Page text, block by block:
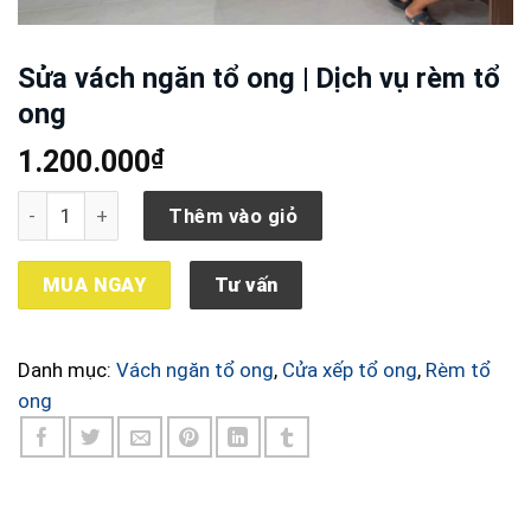
Sửa vách ngăn tổ ong | Dịch vụ rèm tổ
ong
1.200.000₫
Sửa vách ngăn tổ ong | Dịch vụ rèm tổ ong số lượng
Thêm vào giỏ
MUA NGAY Tư vấn
Danh mục: Vách ngăn tổ ong, Cửa xếp tổ ong, Rèm tổ
ong